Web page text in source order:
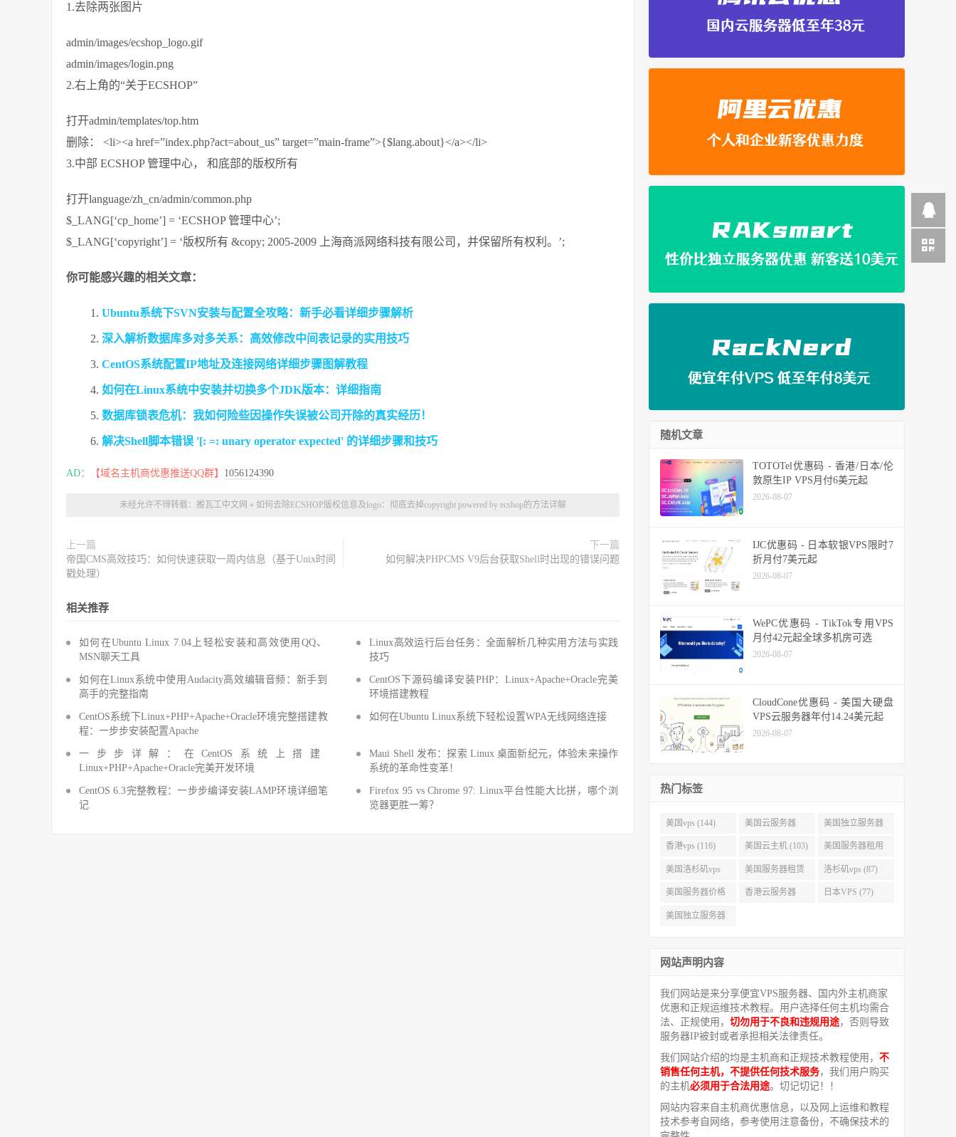
1.去除两张图片
admin/images/ecshop_logo.gif
admin/images/login.png
2.右上角的“关于ECSHOP”
打开admin/templates/top.htm
删除： <li><a href=”index.php?act=about_us” target=”main-frame”>{$lang.about}</a></li>
3.中部 ECSHOP 管理中心， 和底部的版权所有
打开language/zh_cn/admin/common.php
$_LANG[‘cp_home’] = ‘ECSHOP 管理中心’;
$_LANG[‘copyright’] = ‘版权所有 &copy; 2005-2009 上海商派网络科技有限公司，并保留所有权利。’;
你可能感兴趣的相关文章：
Ubuntu系统下SVN安装与配置全攻略：新手必看详细步骤解析
深入解析数据库多对多关系：高效修改中间表记录的实用技巧
CentOS系统配置IP地址及连接网络详细步骤图解教程
如何在Linux系统中安装并切换多个JDK版本：详细指南
数据库锁表危机：我如何险些因操作失误被公司开除的真实经历！
解决Shell脚本错误 '[: =: unary operator expected' 的详细步骤和技巧
AD： 【域名主机商优惠推送QQ群】 1056124390
未经允许不得转载： 搬瓦工中文网 » 如何去除ECSHOP版权信息及logo：彻底去掉copyright powered by ecshop的方法详解
上一篇
帝国CMS高效技巧：如何快速获取一周内信息（基于Unix时间
戳处理）
下一篇
如何解决PHPCMS V9后台获取Shell时出现的错误问题
相关推荐
如何在Ubuntu Linux 7.04上轻松安装和高效使用QQ、
MSN聊天工具
Linux高效运行后台任务：全面解析几种实用方法与实践
技巧
如何在Linux系统中使用Audacity高效编辑音频：新手到
高手的完整指南
CentOS下源码编译安装PHP：Linux+Apache+Oracle完美
环境搭建教程
CentOS系统下Linux+PHP+Apache+Oracle环境完整搭建教
程：一步步安装配置Apache
如何在Ubuntu Linux系统下轻松设置WPA无线网络连接
一步步详解：在CentOS系统上搭建
Linux+PHP+Apache+Oracle完美开发环境
Maui Shell 发布：探索 Linux 桌面新纪元，体验未来操作
系统的革命性变革！
CentOS 6.3完整教程：一步步编译安装LAMP环境详细笔
记
Firefox 95 vs Chrome 97: Linux平台性能大比拼，哪个浏
览器更胜一筹？
随机文章
TOTOTel优惠码 - 香港/日本/伦
敦原生IP VPS月付6美元起
2026-08-07
IJC优惠码 - 日本软银VPS限时7
折月付7美元起
2026-08-07
WePC优惠码 - TikTok专用VPS
月付42元起全球多机房可选
2026-08-07
CloudCone优惠码 - 美国大硬盘
VPS云服务器年付14.24美元起
2026-08-07
热门标签
美国vps (144) 美国云服务器
(143)
美国独立服务器
(118)
香港vps (116) 美国云主机 (103) 美国服务器租用
(99)
美国洛杉矶vps
(94)
美国服务器租赁
(91)
洛杉矶vps (87)
美国服务器价格
(82)
香港云服务器 日本VPS (77)
美国独立服务器
网站声明内容
我们网站是来分享便宜VPS服务器、国内外主机商家
优惠和正规运维技术教程。用户选择任何主机均需合
法、正规使用， 切勿用于不良和违规用途，否则导致
服务器IP被封或者承担相关法律责任。
我们网站介绍的均是主机商和正规技术教程使用， 不
销售任何主机，不提供任何技术服务，我们用户购买
的主机必须用于合法用途。切记切记！！
网站内容来自主机商优惠信息，以及网上运维和教程
技术参考自网络，参考使用注意备份，不确保技术的